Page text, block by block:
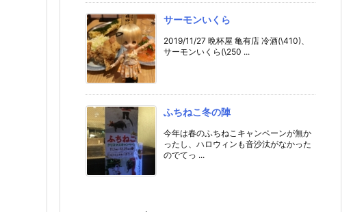
サーモンいくら
2019/11/27 晩杯屋 亀有店 冷酒(\410)、
サーモンいくら(\250 ...
ふちねこ冬の陣
今年は春のふちねこキャンペーンが無か
ったし、ハロウィンも音沙汰がなかった
のでてっ ...